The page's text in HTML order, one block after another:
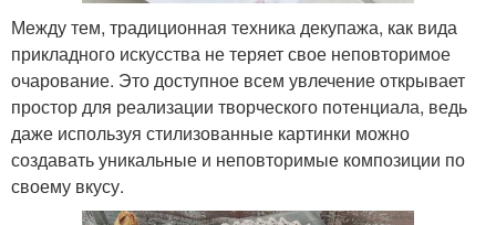
Между тем, традиционная техника декупажа, как вида
прикладного искусства не теряет свое неповторимое
очарование. Это доступное всем увлечение открывает
простор для реализации творческого потенциала, ведь
даже используя стилизованные картинки можно
создавать уникальные и неповторимые композиции по
своему вкусу.